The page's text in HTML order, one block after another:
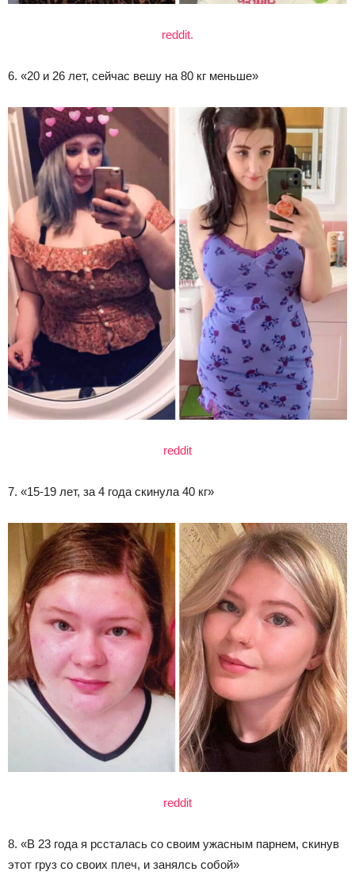
reddit.
6. «20 и 26 лет, сейчас вешу на 80 кг меньше»
reddit
7. «15-19 лет, за 4 года скинула 40 кг»
reddit
8. «В 23 года я рссталась со своим ужасным парнем, скинув
этот груз со своих плеч, и занялсь собой»